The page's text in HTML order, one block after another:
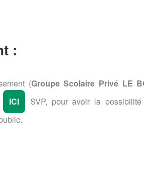
:
(Groupe Scolaire Privé LE
ICI
SVP, pour avoir la